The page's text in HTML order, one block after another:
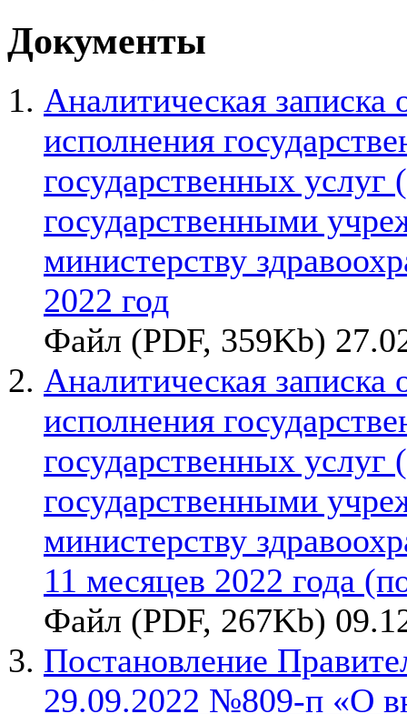
Документы
Аналитическая записка
исполнения
государственных
государственными
министерству
2022 год
Файл (PDF, 359Kb)
Аналитическая записка
исполнения
государственных
государственными
министерству
11 месяцев 2022 года
Файл (PDF, 267Kb)
Постановление
29.09.2022 №809-п «О